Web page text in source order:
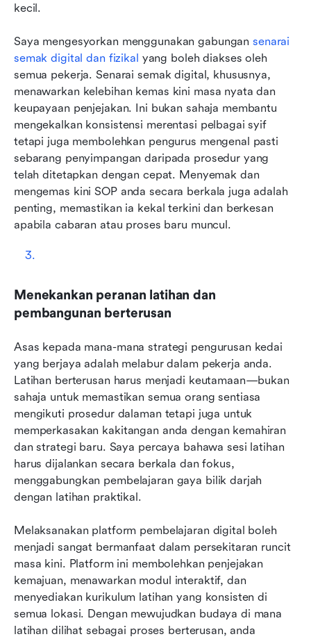
kecil.
Saya mengesyorkan menggunakan gabungan senarai
semak digital dan fizikal yang boleh diakses oleh
semua pekerja. Senarai semak digital, khususnya,
menawarkan kelebihan kemas kini masa nyata dan
keupayaan penjejakan. Ini bukan sahaja membantu
mengekalkan konsistensi merentasi pelbagai syif
tetapi juga membolehkan pengurus mengenal pasti
sebarang penyimpangan daripada prosedur yang
telah ditetapkan dengan cepat. Menyemak dan
mengemas kini SOP anda secara berkala juga adalah
penting, memastikan ia kekal terkini dan berkesan
apabila cabaran atau proses baru muncul.
Menekankan peranan latihan dan
pembangunan berterusan
Asas kepada mana-mana strategi pengurusan kedai
yang berjaya adalah melabur dalam pekerja anda.
Latihan berterusan harus menjadi keutamaan—bukan
sahaja untuk memastikan semua orang sentiasa
mengikuti prosedur dalaman tetapi juga untuk
memperkasakan kakitangan anda dengan kemahiran
dan strategi baru. Saya percaya bahawa sesi latihan
harus dijalankan secara berkala dan fokus,
menggabungkan pembelajaran gaya bilik darjah
dengan latihan praktikal.
Melaksanakan platform pembelajaran digital boleh
menjadi sangat bermanfaat dalam persekitaran runcit
masa kini. Platform ini membolehkan penjejakan
kemajuan, menawarkan modul interaktif, dan
menyediakan kurikulum latihan yang konsisten di
semua lokasi. Dengan mewujudkan budaya di mana
latihan dilihat sebagai proses berterusan, anda